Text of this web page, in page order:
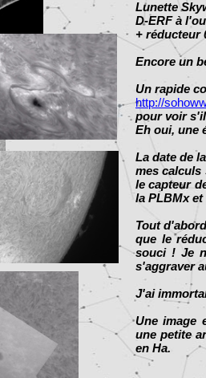
Lunette
D-ERF à
+ réducteur
Encore un
Un rapide
http://
pour voir
Eh oui, une
La date de
mes calculs
le capteur
la PLBMx et
Tout
que le
souci ! Je
s'aggraver
J'ai
Une image
une petite
en Ha.